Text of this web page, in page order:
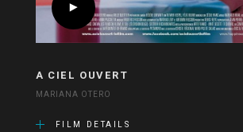
A CIEL OUVERT
MARIANA OTERO
FILM DETAILS